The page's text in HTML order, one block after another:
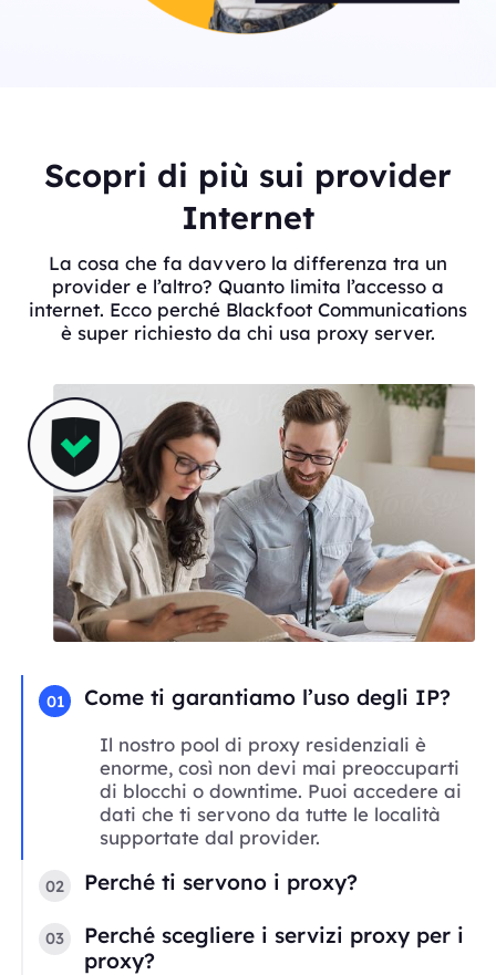
Scopri di più sui provider
Internet
La cosa che fa davvero la differenza tra un
provider e l’altro? Quanto limita l’accesso a
internet. Ecco perché Blackfoot Communications
è super richiesto da chi usa proxy server.
01 Come ti garantiamo l’uso degli IP?
Il nostro pool di proxy residenziali è
enorme, così non devi mai preoccuparti
di blocchi o downtime. Puoi accedere ai
dati che ti servono da tutte le località
supportate dal provider.
02 Perché ti servono i proxy?
03
Perché scegliere i servizi proxy per i
proxy?